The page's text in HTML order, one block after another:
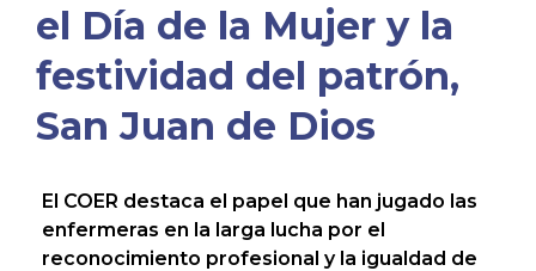
el Día de la Mujer y la
festividad del patrón,
San Juan de Dios
El COER destaca el papel que han jugado las
enfermeras en la larga lucha por el
reconocimiento profesional y la igualdad de